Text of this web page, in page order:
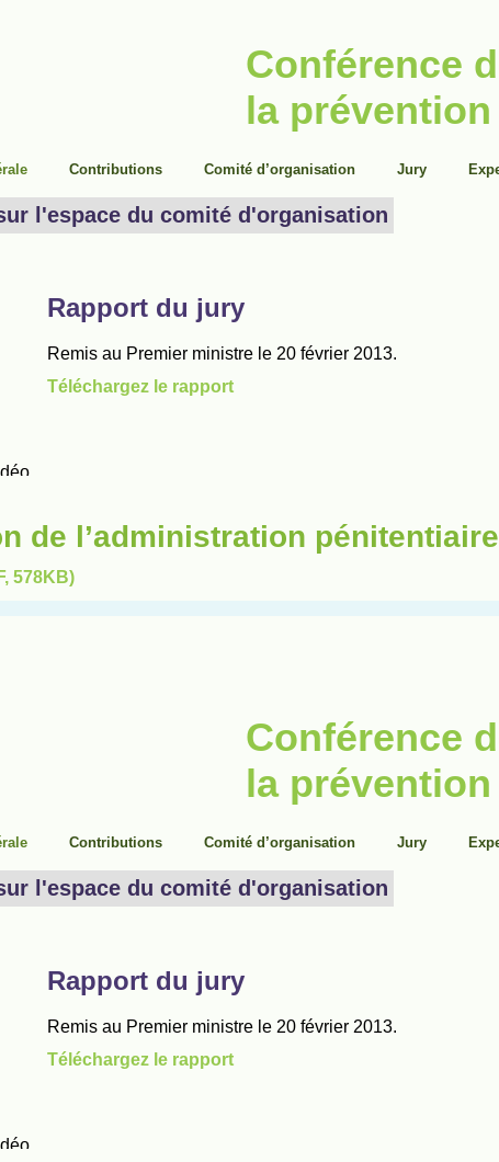
de l’administration pénitentiaire
578KB)